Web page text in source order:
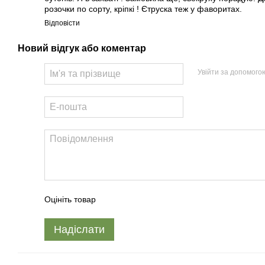
розочки по сорту, кріпкі ! Єтруска теж у фаворитах.
Відповісти
Новий відгук або коментар
Увійти за
Оцініть товар
Надіслати